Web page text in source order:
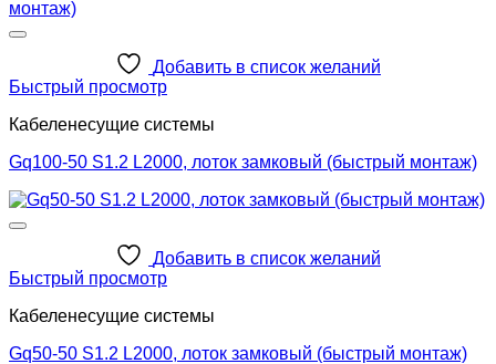
Добавить в список желаний
Быстрый просмотр
Кабеленесущие системы
Gq100-50 S1.2 L2000, лоток замковый (быстрый монтаж)
Добавить в список желаний
Быстрый просмотр
Кабеленесущие системы
Gq50-50 S1.2 L2000, лоток замковый (быстрый монтаж)